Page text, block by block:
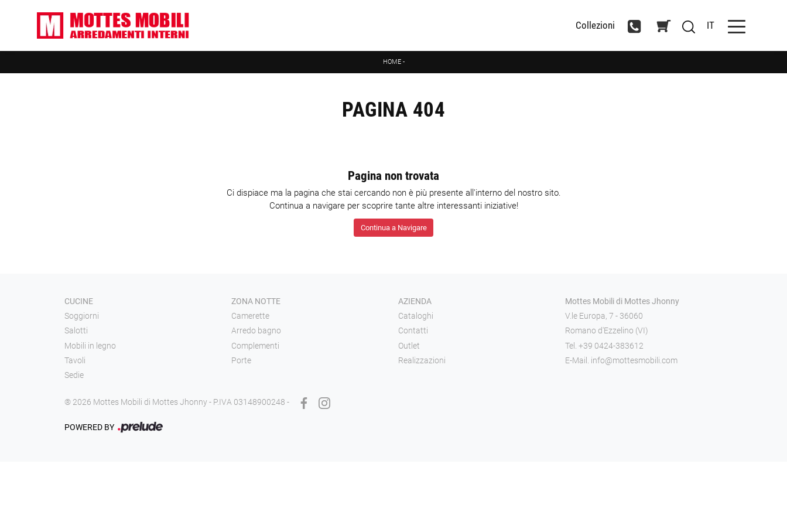
Collezioni IT
HOME-
PAGINA 404
Pagina non trovata
Ci dispiace ma la pagina che stai cercando non è più presente all'interno del nostro sito.
Continua a navigare per scoprire tante altre interessanti iniziative!
Continua a Navigare
CUCINE
Soggiorni
Salotti
Mobili in legno
Tavoli
Sedie
ZONA NOTTE
Camerette
Arredo bagno
Complementi
Porte
AZIENDA
Cataloghi
Contatti
Outlet
Realizzazioni
Mottes Mobili di Mottes Jhonny
V.le Europa, 7 - 36060
Romano d'Ezzelino (VI)
Tel. +39 0424-383612
E-Mail. info@mottesmobili.com
® 2026 Mottes Mobili di Mottes Jhonny - P.IVA 03148900248 -
POWERED BY